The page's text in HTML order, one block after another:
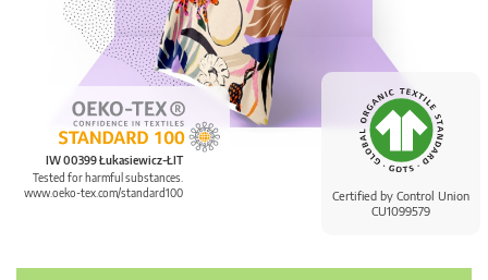
Certified by Control Union
CU1099579
IW 00399 Łukasiewicz-ŁIT
Tested for harmful substances.
www.oeko-tex.com/standard100